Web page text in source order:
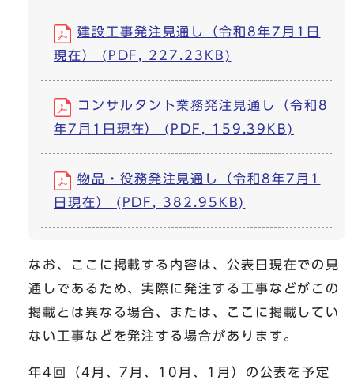
建設工事発注見通し（令和8年7月1日
現在） (PDF, 227.23KB)
コンサルタント業務発注見通し（令和8
年7月1日現在） (PDF, 159.39KB)
物品・役務発注見通し（令和8年7月1
日現在） (PDF, 382.95KB)
なお、ここに掲載する内容は、公表日現在での見
通しであるため、実際に発注する工事などがこの
掲載とは異なる場合、または、ここに掲載してい
ない工事などを発注する場合があります。
年4回（4月、7月、10月、1月）の公表を予定